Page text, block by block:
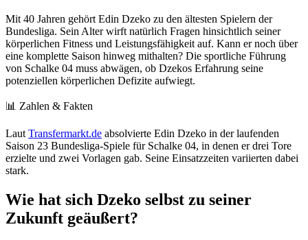
Mit 40 Jahren gehört Edin Dzeko zu den ältesten Spielern der
Bundesliga. Sein Alter wirft natürlich Fragen hinsichtlich seiner
körperlichen Fitness und Leistungsfähigkeit auf. Kann er noch über
eine komplette Saison hinweg mithalten? Die sportliche Führung
von Schalke 04 muss abwägen, ob Dzekos Erfahrung seine
potenziellen körperlichen Defizite aufwiegt.
📊 Zahlen & Fakten
Laut Transfermarkt.de absolvierte Edin Dzeko in der laufenden
Saison 23 Bundesliga-Spiele für Schalke 04, in denen er drei Tore
erzielte und zwei Vorlagen gab. Seine Einsatzzeiten variierten dabei
stark.
Wie hat sich Dzeko selbst zu seiner
Zukunft geäußert?